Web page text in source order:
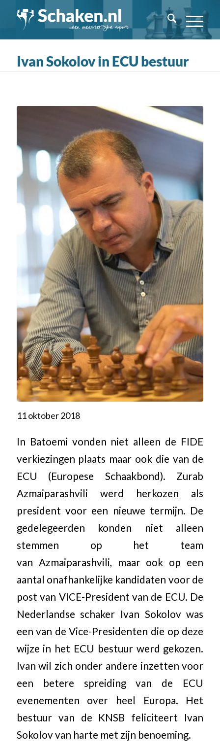
Ivan Sokolov in ECU bestuur
11 oktober 2018
In Batoemi vonden niet alleen de FIDE
verkiezingen plaats maar ook die van de
ECU (Europese Schaakbond). Zurab
Azmaiparashvili werd herkozen als
president voor een nieuwe termijn. De
gedelegeerden konden niet alleen
stemmen op het team
van Azmaiparashvili, maar ook op een
aantal onafhankelijke kandidaten voor de
post van VICE-President van de ECU. De
Nederlandse schaker Ivan Sokolov was
een van de Vice-Presidenten die op deze
wijze in het ECU bestuur werd gekozen.
Ivan wil zich onder andere inzetten voor
een betere spreiding van de ECU
evenementen over heel Europa. Het
bestuur van de KNSB feliciteert Ivan
Sokolov van harte met zijn benoeming.